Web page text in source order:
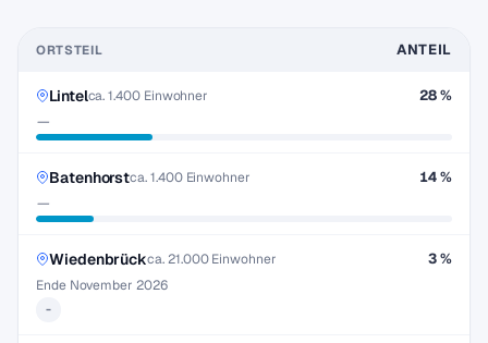
ORTSTEIL ANTEIL
Lintelca. 1.400 Einwohner
—
28 %
Batenhorstca. 1.400 Einwohner
—
14 %
Wiedenbrückca. 21.000 Einwohner
-
Ende November 2026
3 %